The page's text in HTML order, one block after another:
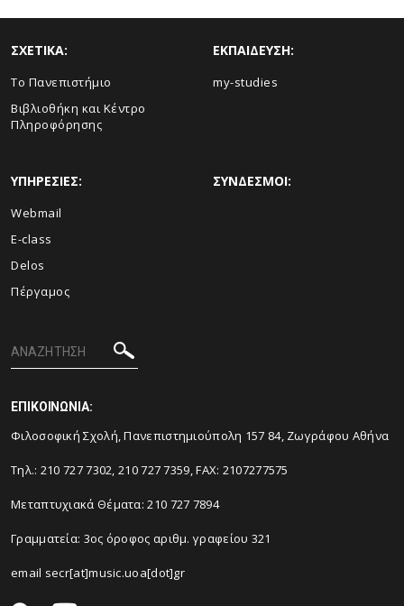
ΣΧΕΤΙΚΑ:
Το Πανεπιστήμιο
Βιβλιοθήκη και Κέντρο
Πληροφόρησης
ΕΚΠΑΙΔΕΥΣΗ:
my-studies
ΥΠΗΡΕΣΙΕΣ:
Webmail
E-class
Delos
Πέργαμος
ΣΥΝΔΕΣΜΟΙ:
ΕΠΙΚΟΙΝΩΝΙΑ:
Φιλοσοφική Σχολή, Πανεπιστημιούπολη 157 84, Ζωγράφου Αθήνα
Τηλ.: 210 727 7302, 210 727 7359, FAX: 2107277575
Μεταπτυχιακά Θέματα: 210 727 7894
Γραμματεία: 3ος όροφος αριθμ. γραφείου 321
email secr[at]music.uoa[dot]gr